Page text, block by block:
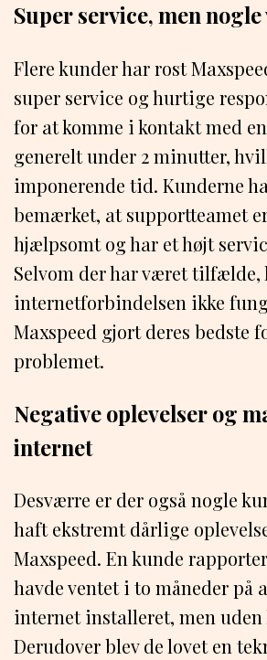
Super service, men
Flere kunder har rost
super service og hurtige
for at komme i kontakt med
generelt under 2 minutter,
imponerende tid. Kunderne
bemærket, at supportteamet
hjælpsomt og har et højt
Selvom der har været tilfælde,
internetforbindelsen ikke
Maxspeed gjort deres bedste
problemet.
Negative oplevelser og
internet
Desværre er der også nogle
haft ekstremt dårlige
Maxspeed. En kunde
havde ventet i to måneder på
internet installeret, men uden
Derudover blev de lovet en